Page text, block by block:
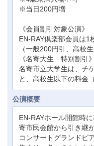
※当日200円増
《会員割引対象公演》
EN-RAY倶楽部会員は1
（一般200円引、高校
《名寄大生 特別割引》
名寄市立大学生は、チ
と、高校生以下の料金
公演概要
EN-RAYホール開館時
寄市民会館から引き継
コンサートグランドピ